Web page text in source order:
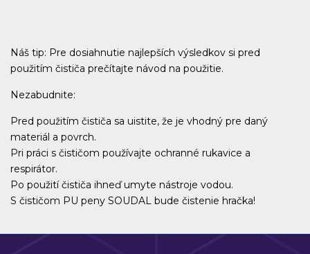
Náš tip: Pre dosiahnutie najlepších výsledkov si pred
použitím čističa prečítajte návod na použitie.
Nezabudnite:
Pred použitím čističa sa uistite, že je vhodný pre daný
materiál a povrch.
Pri práci s čističom používajte ochranné rukavice a
respirátor.
Po použití čističa ihneď umyte nástroje vodou.
S čističom PU peny SOUDAL bude čistenie hračka!